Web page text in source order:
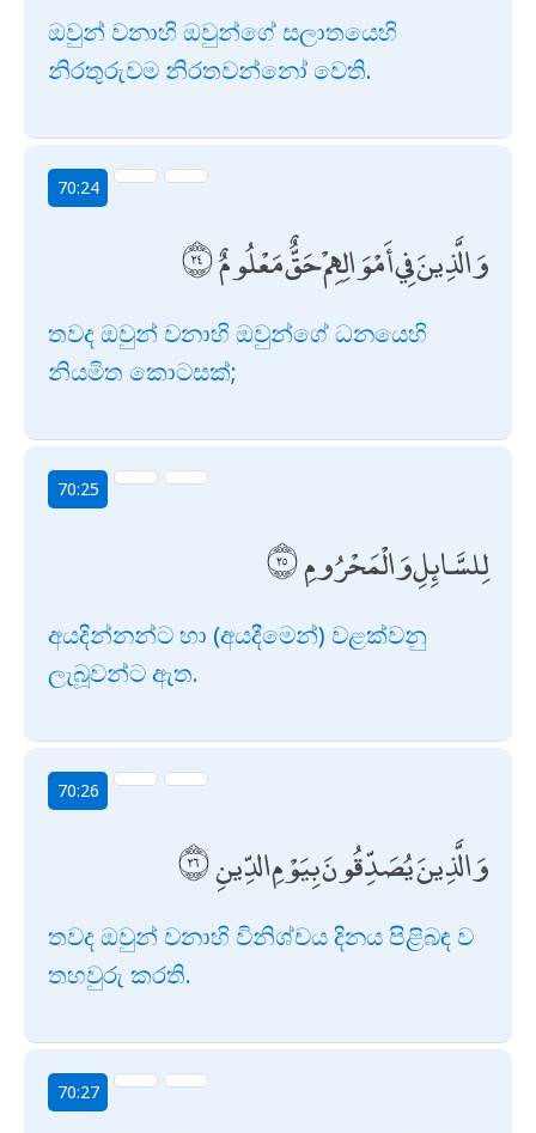
ඔවුන් වනාහි ඔවුන්ගේ සලාතයෙහි
නිරතුරුවම නිරතවන්නෝ වෙති.
70:24
وَالَّذِينَ فِي أَمْوَالِهِمْ حَقٌّ مَعْلُومٌ
තවද ඔවුන් වනාහි ඔවුන්ගේ ධනයෙහි
නියමිත කොටසක්;
70:25
لِلسَّائِلِ وَالْمَحْرُومِ
අයදින්නන්ට හා (අයදීමෙන්) වළක්වනු
ලැබූවන්ට ඇත.
70:26
وَالَّذِينَ يُصَدِّقُونَ بِيَوْمِ الدِّينِ
තවද ඔවුන් වනාහි විනිශ්චය දිනය පිළිබඳ ව
තහවුරු කරති.
70:27